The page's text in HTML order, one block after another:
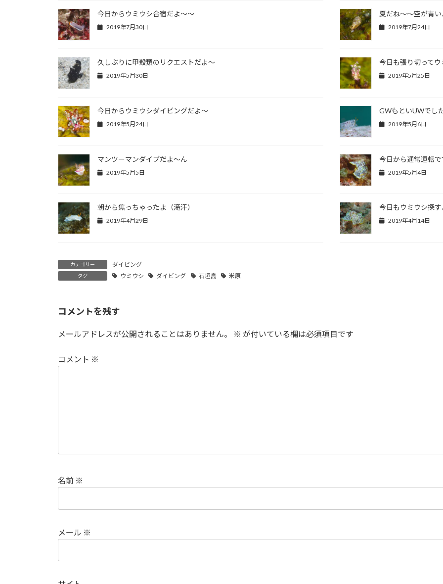
今日からウミウシ合宿だよ～～
2019年7月30日
夏だね～～空が青
2019年7月24日
久しぶりに甲殻類のリクエストだよ～
2019年5月30日
今日も張り切って
2019年5月25日
今日からウミウシダイビングだよ～
2019年5月24日
GWもといUWでし
2019年5月6日
マンツーマンダイブだよ～ん
2019年5月5日
今日から通常運転
2019年5月4日
朝から焦っちゃったよ（滝汗）
2019年4月29日
今日もウミウシ探
2019年4月14日
カテゴリー ダイビング
タグ ウミウシ ダイビング 石垣島 米原
コメントを残す
メールアドレスが公開されることはありません。 ※ が付いている欄は必須項目です
コメント ※
名前 ※
メール ※